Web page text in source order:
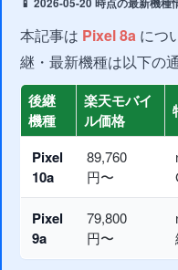
📱 2026-05-20 時点の最新機種
本記事は Pixel 8a につ
継・最新機種は以下の
後継
機種
楽天モバイ
ル価格
Pixel
10a
89,760
円〜
Pixel
9a
79,800
円〜